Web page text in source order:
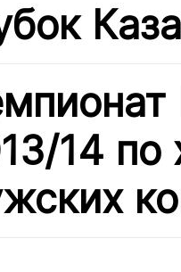
14 по